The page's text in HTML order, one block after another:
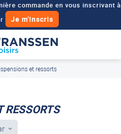
commande en vous inscrivant à
Je m'inscris
un devis
4x par Paypal
et ressorts
RESSORTS